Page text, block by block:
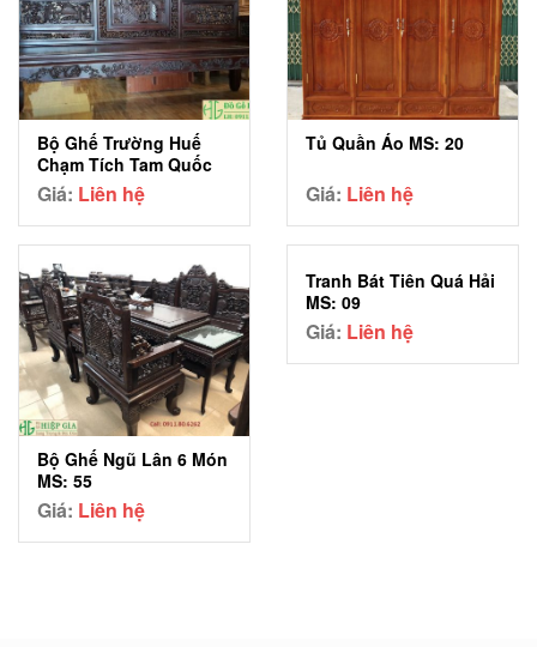
Bộ Ghế Trường Huế
Chạm Tích Tam Quốc
MS: 05
Giá: Liên hệ
Tủ Quần Áo MS: 20
Giá: Liên hệ
Bộ Ghế Ngũ Lân 6 Món
MS: 55
Giá: Liên hệ
Tranh Bát Tiên Quá Hải
MS: 09
Giá: Liên hệ